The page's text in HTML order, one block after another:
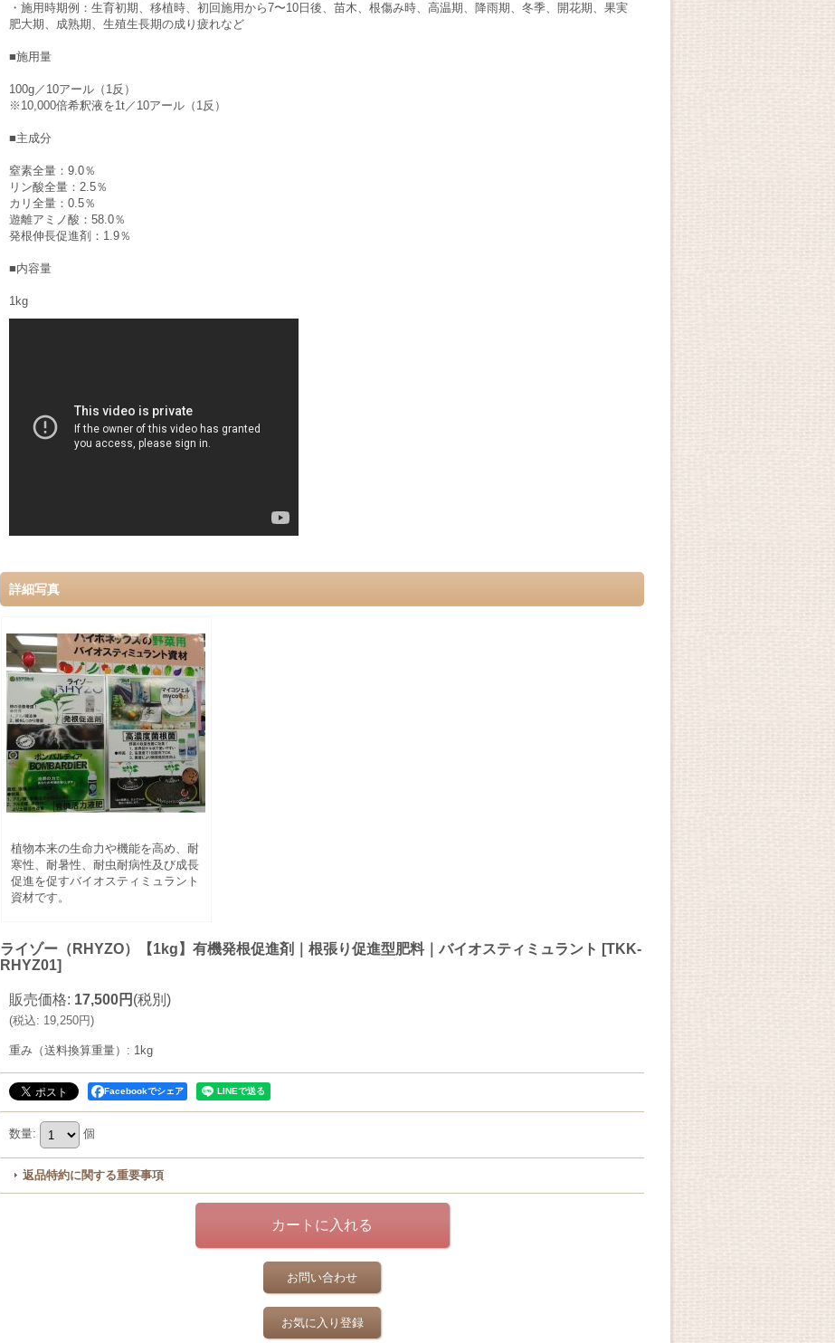
・施用時期例：生育初期、移植時、初回施用から7〜10日後、苗木、根傷み時、高温期、降雨期、冬季、開花期、果実
肥大期、成熟期、生殖生長期の成り疲れなど
■施用量
100g／10アール（1反）
※10,000倍希釈液を1t／10アール（1反）
■主成分
窒素全量：9.0％
リン酸全量：2.5％
カリ全量：0.5％
遊離アミノ酸：58.0％
発根伸長促進剤：1.9％
■内容量
1kg
詳細写真
植物本来の生命力や機能を高め、耐
寒性、耐暑性、耐虫耐病性及び成長
促進を促すバイオスティミュラント
資材です。
ライゾー（RHYZO）【1kg】有機発根促進剤｜根張り促進型肥料｜バイオスティミュラント [TKK-
RHYZ01]
販売価格: 17,500円 (税別)
(税込: 19,250円)
重み（送料換算重量） : 1kg
Facebookでシェア
数量: 個
返品特約に関する重要事項
お問い合わせ
お気に入り登録